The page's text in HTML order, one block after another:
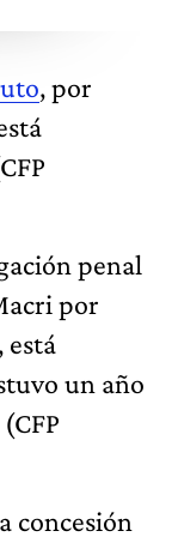
, por
penal
por
está
un año
concesión